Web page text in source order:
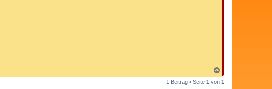
a
c
1 Beitrag • Seite 1 von 1